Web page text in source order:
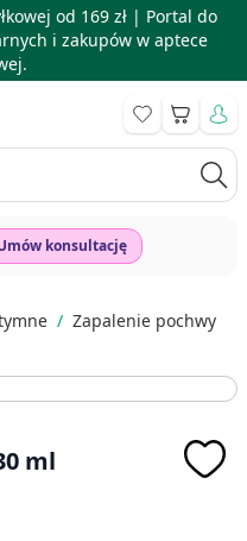
od 169 zł | Portal do
i zakupów w aptece
Koszyk
konsultację
/ Zapalenie pochwy
ml